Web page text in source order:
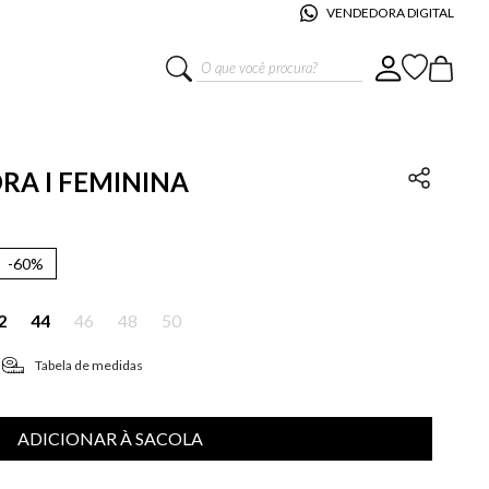
VENDEDORA DIGITAL
O que você procura?
I FEMININA
-60%
44 46 48 50
Tabela de medidas
ADICIONAR À SACOLA